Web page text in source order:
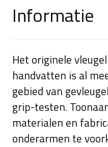
Informatie
Het originele
handvatten is al
gebied van
grip-testen.
materialen en
onderarmen te